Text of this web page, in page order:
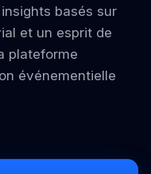
basés sur
et un esprit de
plateforme
événementielle